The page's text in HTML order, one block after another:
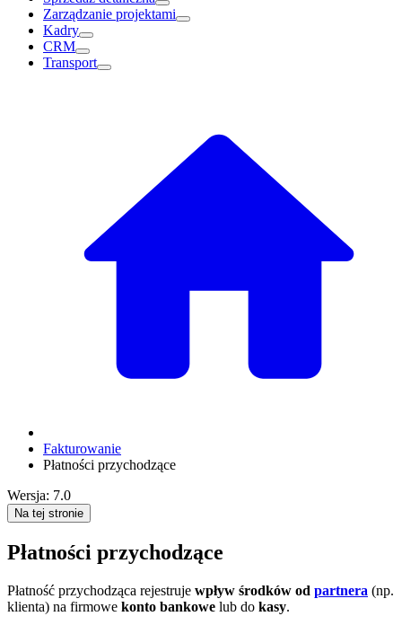
Zarządzanie projektami
Kadry
CRM
Transport
Fakturowanie
Płatności przychodzące
Wersja: 7.0
Na tej stronie
Płatności przychodzące
Płatność przychodząca rejestruje wpływ środków od partnera (np.
klienta) na firmowe konto bankowe lub do kasy.